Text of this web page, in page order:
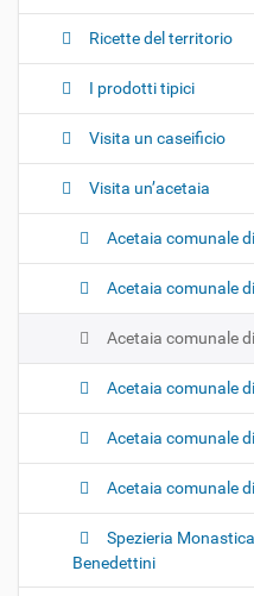
n
Ricette del territorio
I prodotti tipici
Visita un caseificio
Visita un’acetaia
Acetaia comunale
Acetaia comunale
Acetaia comunale
Acetaia comunale
Acetaia comunale
Acetaia comunale
Spezieria
Benedettini